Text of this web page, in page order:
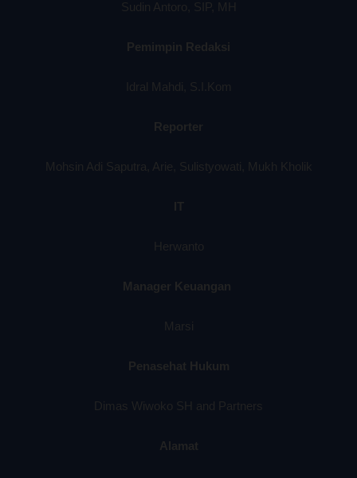
Sudin Antoro, SIP, MH
Pemimpin Redaksi
Idral Mahdi, S.I.Kom
Reporter
Mohsin Adi Saputra, Arie, Sulistyowati, Mukh Kholik
IT
Herwanto
Manager Keuangan
Marsi
Penasehat Hukum
Dimas Wiwoko SH and Partners
Alamat